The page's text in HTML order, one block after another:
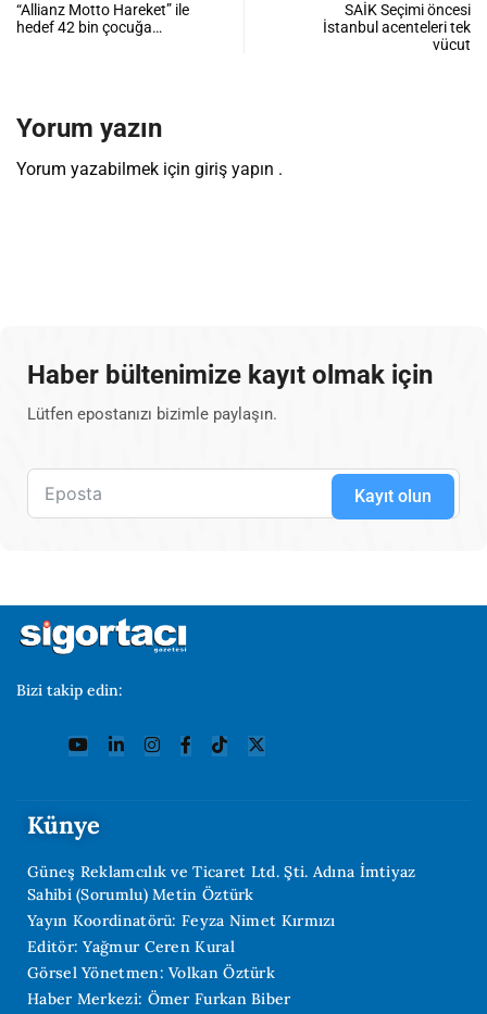
“Allianz Motto Hareket” ile
hedef 42 bin çocuğa…
SAİK Seçimi öncesi
İstanbul acenteleri tek
vücut
Yorum yazın
Yorum yazabilmek için giriş yapın .
Haber bültenimize kayıt olmak için
Lütfen epostanızı bizimle paylaşın.
Kayıt olun
Bizi takip edin:
Künye
Güneş Reklamcılık ve Ticaret Ltd. Şti. Adına İmtiyaz
Sahibi (Sorumlu) Metin Öztürk
Yayın Koordinatörü: Feyza Nimet Kırmızı
Editör: Yağmur Ceren Kural
Görsel Yönetmen: Volkan Öztürk
Haber Merkezi: Ömer Furkan Biber